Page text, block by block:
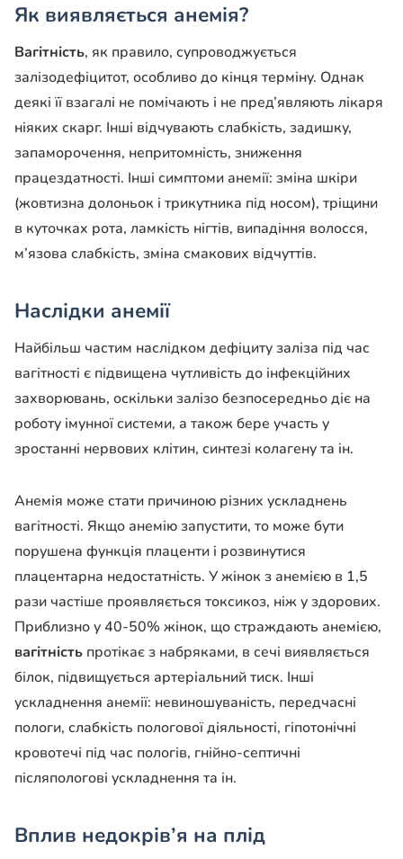
Як виявляється анемія?
Вагітність, як правило, супроводжується
залізодефіцитот, особливо до кінця терміну. Однак
деякі її взагалі не помічають і не пред’являють лікаря
ніяких скарг. Інші відчувають слабкість, задишку,
запаморочення, непритомність, зниження
працездатності. Інші симптоми анемії: зміна шкіри
(жовтизна долоньок і трикутника під носом), тріщини
в куточках рота, ламкість нігтів, випадіння волосся,
м’язова слабкість, зміна смакових відчуттів.
Наслідки анемії
Найбільш частим наслідком дефіциту заліза під час
вагітності є підвищена чутливість до інфекційних
захворювань, оскільки залізо безпосередньо діє на
роботу імунної системи, а також бере участь у
зростанні нервових клітин, синтезі колагену та ін.
Анемія може стати причиною різних ускладнень
вагітності. Якщо анемію запустити, то може бути
порушена функція плаценти і розвинутися
плацентарна недостатність. У жінок з анемією в 1,5
рази частіше проявляється токсикоз, ніж у здорових.
Приблизно у 40-50% жінок, що страждають анемією,
вагітність протікає з набряками, в сечі виявляється
білок, підвищується артеріальний тиск. Інші
ускладнення анемії: невиношуваність, передчасні
пологи, слабкість пологової діяльності, гіпотонічні
кровотечі під час пологів, гнійно-септичні
післяпологові ускладнення та ін.
Вплив недокрів’я на плід